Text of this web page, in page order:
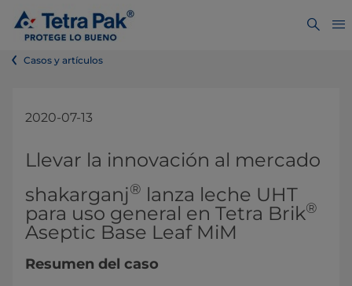
Casos y artículos
2020-07-13
Llevar la innovación al mercado
shakarganj® lanza leche UHT
para uso general en Tetra Brik®
Aseptic Base Leaf MiM
Resumen del caso